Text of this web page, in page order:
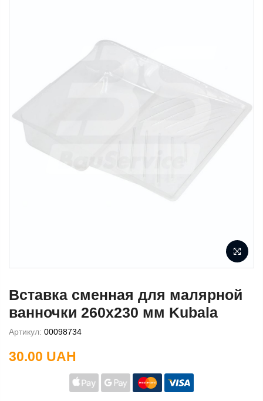
Вставка сменная для малярной
ванночки 260х230 мм Kubala
Артикул: 00098734
30.00 UAH